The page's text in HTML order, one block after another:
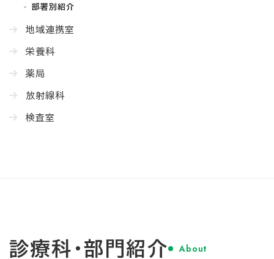
部署別紹介
地域連携室
栄養科
薬局
放射線科
検査室
診療科・部門紹介 About